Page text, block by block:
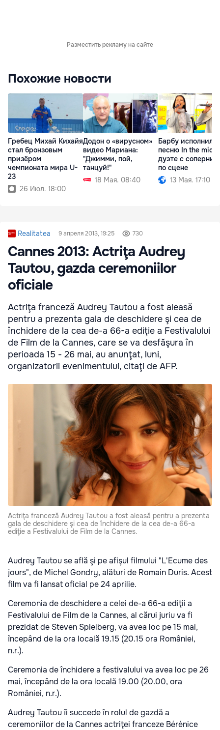
Разместить рекламу на сайте
Похожие новости
Гребец Михай Кихайя
стал бронзовым
призёром
чемпионата мира U-
23
26 Июл. 18:00
Додон о «вирусном»
видео Мариана:
"Джимми, пой,
танцуй!"
18 Мая. 08:40
Барбу исполнила
песню In the
дуэте с
по сцене
13 Мая. 17:10
Realitatea 9 апреля 2013, 19:25 730
Cannes 2013: Actriţa Audrey
Tautou, gazda ceremoniilor
oficiale
Actriţa franceză Audrey Tautou a fost aleasă
pentru a prezenta gala de deschidere şi cea de
închidere de la cea de-a 66-a ediţie a Festivalului
de Film de la Cannes, care se va desfăşura în
perioada 15 - 26 mai, au anunţat, luni,
organizatorii evenimentului, citaţi de AFP.
Actriţa franceză Audrey Tautou a fost aleasă pentru a prezenta
gala de deschidere şi cea de închidere de la cea de-a 66-a
ediţie a Festivalului de Film de la Cannes.
Audrey Tautou se află şi pe afişul filmului "L'Ecume des
jours", de Michel Gondry, alături de Romain Duris. Acest
film va fi lansat oficial pe 24 aprilie.
Ceremonia de deschidere a celei de-a 66-a ediţii a
Festivalului de Film de la Cannes, al cărui juriu va fi
prezidat de Steven Spielberg, va avea loc pe 15 mai,
începând de la ora locală 19.15 (20.15 ora României,
n.r.).
Ceremonia de închidere a festivalului va avea loc pe 26
mai, începând de la ora locală 19.00 (20.00, ora
României, n.r.).
Audrey Tautou îi succede în rolul de gazdă a
ceremoniilor de la Cannes actriţei franceze Bérénice